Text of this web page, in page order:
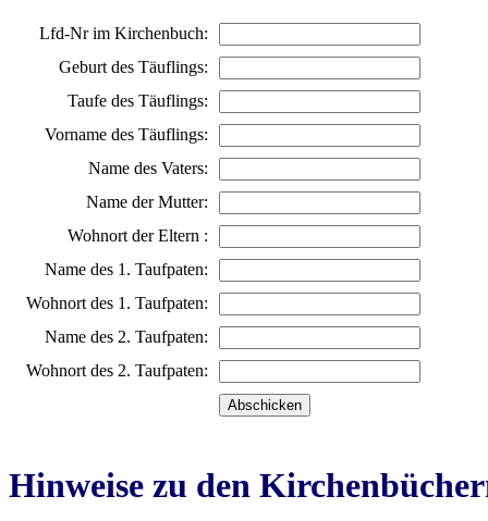
Lfd-Nr im Kirchenbuch:
Geburt des Täuflings:
Taufe des Täuflings:
Vorname des Täuflings:
Name des Vaters:
Name der Mutter:
Wohnort der Eltern :
Name des 1. Taufpaten:
Wohnort des 1. Taufpaten:
Name des 2. Taufpaten:
Wohnort des 2. Taufpaten:
Hinweise zu den